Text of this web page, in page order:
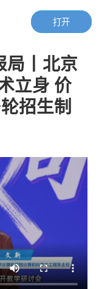
丨北京
立身 价
招生制
打开